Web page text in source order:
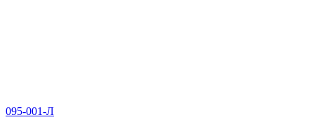
095-001-Л